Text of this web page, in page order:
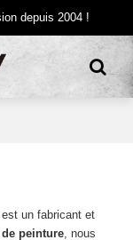
depuis 2004 !
est un fabricant et
peinture, nous